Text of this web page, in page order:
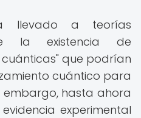
llevado a teorías
la existencia de
que podrían
cuántico para
embargo, hasta ahora
experimental